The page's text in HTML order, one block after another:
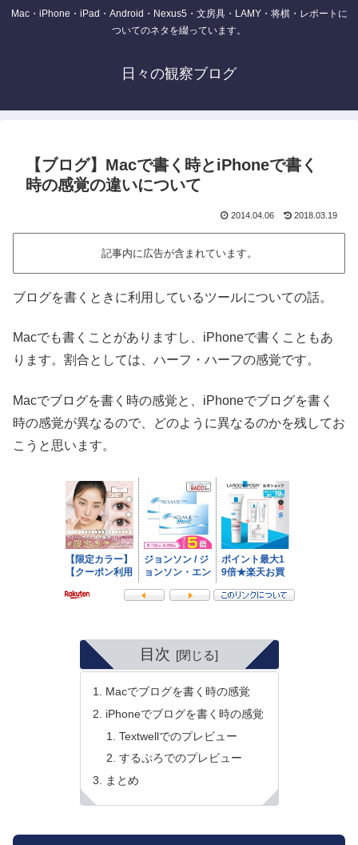
Mac・iPhone・iPad・Android・Nexus5・文房具・LAMY・将棋・レポートに
ついてのネタを綴っています。
日々の観察ブログ
【ブログ】Macで書く時とiPhoneで書く
時の感覚の違いについて
2014.04.06 2018.03.19
記事内に広告が含まれています。
ブログを書くときに利用しているツールについての話。
Macでも書くことがありますし、iPhoneで書くこともあ
ります。割合としては、ハーフ・ハーフの感覚です。
Macでブログを書く時の感覚と、iPhoneでブログを書く
時の感覚が異なるので、どのように異なるのかを残してお
こうと思います。
目次
Macでブログを書く時の感覚
iPhoneでブログを書く時の感覚
Textwellでのプレビュー
するぷろでのプレビュー
まとめ